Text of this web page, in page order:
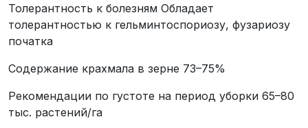
Толерантность к болезням Обладает
толерантностью к гельминтоспориозу, фузариозу
початка
Содержание крахмала в зерне 73–75%
Рекомендации по густоте на период уборки 65–80
тыс. растений/га